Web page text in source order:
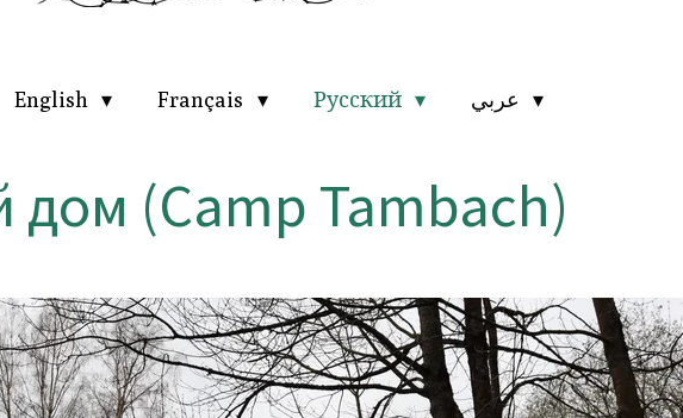
English Français Русский
(Camp Tambach)